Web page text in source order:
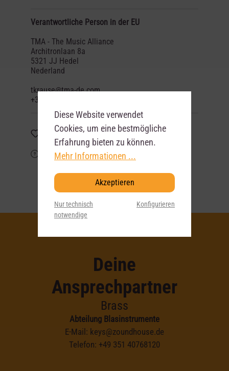
Verantwortliche Person in der EU
TMA - The Music Alliance
Architronlaan 8a
5321 JJ Hedel
Nederland
tkrause@tma-de.com
+31 (0) 85-075-0500
Merken
Frage zum Artikel?
Deine
Ansprechpartner
Brass
Abteilung Blasinstrumente
E-Mail: keys@zoundhouse.de
Telefon: +49 351 40768120
Diese Website verwendet
Cookies, um eine bestmögliche
Erfahrung bieten zu können.
Mehr Informationen ...
Akzeptieren
Nur technisch
notwendige
Konfigurieren